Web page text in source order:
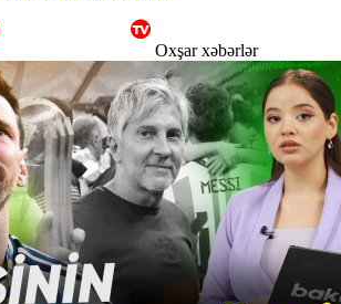
Oxşar xəbərlər